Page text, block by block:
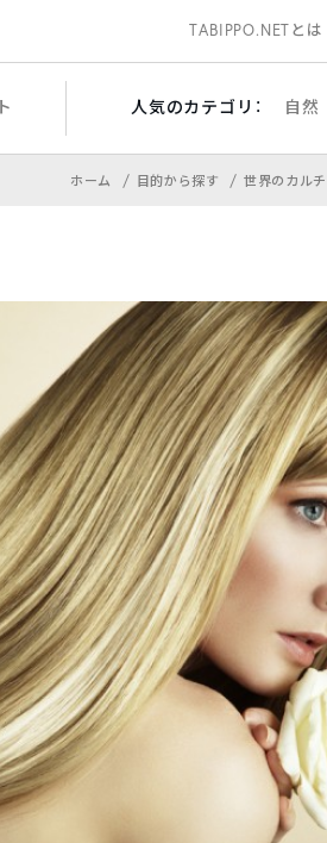
TABIPPO.NETとは
人気のカテゴリ： 自然
ホーム 目的から探す 世界のカル